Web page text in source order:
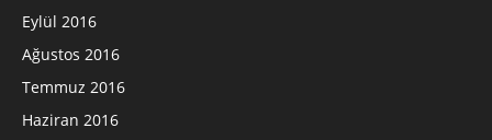
Eylül 2016
Ağustos 2016
Temmuz 2016
Haziran 2016